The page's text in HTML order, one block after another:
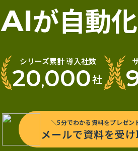
AIが自動化
シリーズ累計 導入社数
20,000社
＼5分でわかる資料をプレゼン
メールで資料を受け